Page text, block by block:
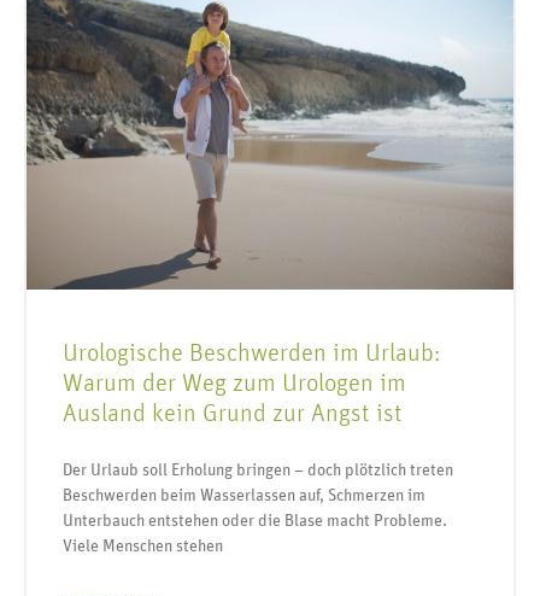
Urologische Beschwerden im Urlaub:
Warum der Weg zum Urologen im
Ausland kein Grund zur Angst ist
Der Urlaub soll Erholung bringen – doch plötzlich treten
Beschwerden beim Wasserlassen auf, Schmerzen im
Unterbauch entstehen oder die Blase macht Probleme.
Viele Menschen stehen